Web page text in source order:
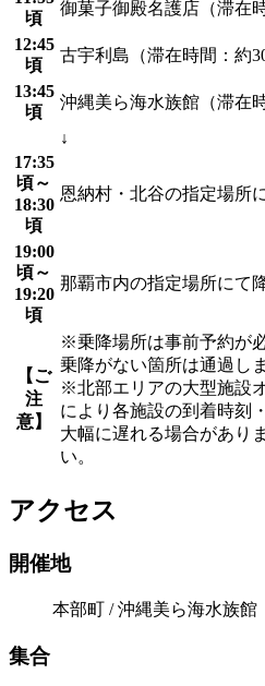
頃
御菓子御殿名護店（滞在
12:45
頃
古宇利島（滞在時間：約
13:45
頃
沖縄美ら海水族館（滞在
↓
17:35
頃～
18:30
頃
恩納村・北谷の指定場所
19:00
頃～
19:20
頃
那覇市内の指定場所にて
【ご
注
意】
※乗降場所は事前予約が
乗降がない箇所は通過しま
※北部エリアの大型施設
により各施設の到着時刻
大幅に遅れる場合があり
い。
アクセス
開催地
本部町 / 沖縄美ら海水族館
集合